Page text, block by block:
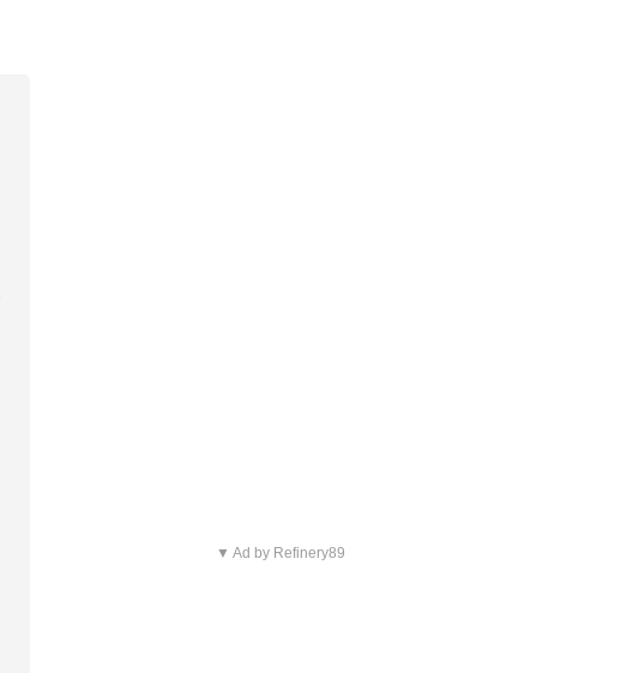
▼ Ad by Refinery89